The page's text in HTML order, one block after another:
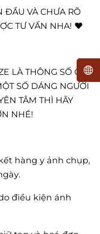
ĐẦU VÀ CHƯA RÕ
TƯ VẤN NHA! ❤️
LÀ THÔNG SỐ CƠ
SỐ DÁNG NGƯỜI
TÂM THÌ HÃY
NHÉ!
hàng y ảnh chụp,
điều kiện ánh